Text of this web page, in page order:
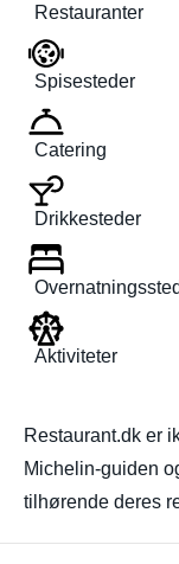
Restauranter
Spisesteder
Catering
Drikkesteder
Aktiviteter
Restaurant.dk er
Michelin-guiden
tilhørende deres